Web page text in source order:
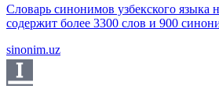
Словарь синонимов узбекского языка
содержит более 3300 слов и 900
sinonim.uz